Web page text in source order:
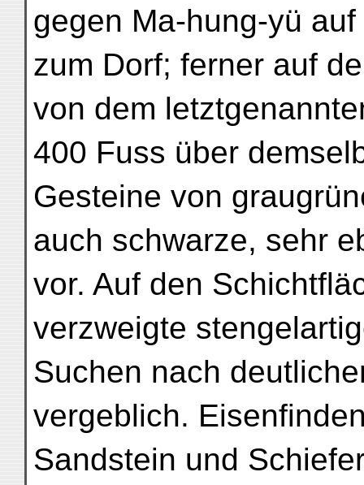
gegen Ma-hung-yü
zum Dorf; ferner auf
von dem
400 Fuss über
Gesteine von
auch schwarze, sehr
vor. Auf den
verzweigte
Suchen nach
vergeblich.
Sandstein und